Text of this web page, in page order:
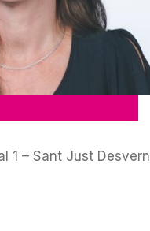
1 – Sant Just Desvern